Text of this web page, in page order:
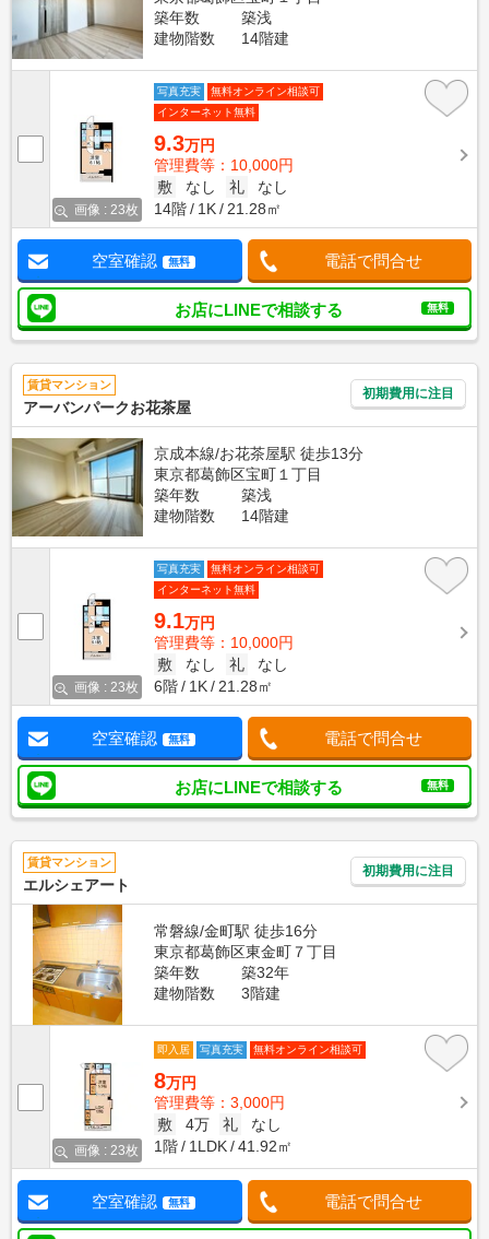
築年数
築浅
建物階数
14階建
画像 : 23枚
写真充実
無料オンライン相談可
インターネット無料
9.3万円
管理費等：10,000円
敷
なし 礼
なし
14階
1K 21.28㎡
空室確認 無料 電話で問合せ
お店にLINEで相談する 無料
賃貸マンション
アーバンパークお花茶屋
初期費用に注目
京成本線/お花茶屋駅 徒歩13分
東京都葛飾区宝町１丁目
築年数
築浅
建物階数
14階建
画像 : 23枚
写真充実
無料オンライン相談可
インターネット無料
9.1万円
管理費等：10,000円
敷
なし 礼
なし
6階
1K 21.28㎡
空室確認 無料 電話で問合せ
お店にLINEで相談する 無料
賃貸マンション
エルシェアート
初期費用に注目
常磐線/金町駅 徒歩16分
東京都葛飾区東金町７丁目
築年数
築32年
建物階数
3階建
画像 : 23枚
即入居 写真充実 無料オンライン相談可
8万円
管理費等：3,000円
敷
4万 礼
なし
1階
1LDK 41.92㎡
空室確認 無料 電話で問合せ